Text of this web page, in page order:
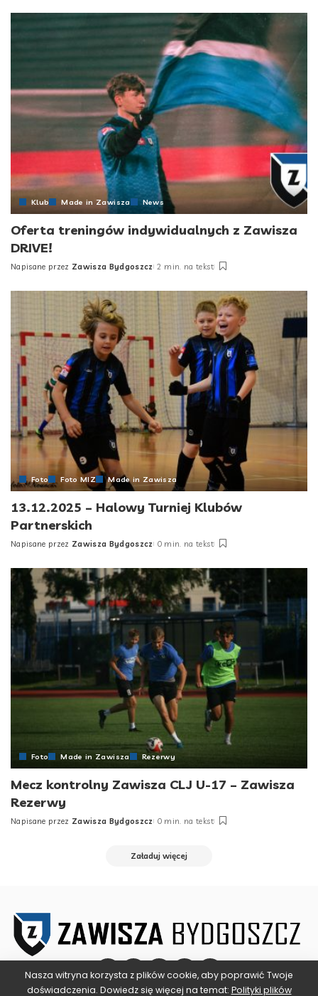
Klub Made in Zawisza News
Oferta treningów indywidualnych z Zawisza
DRIVE!
Posted
Napisane przez Zawisza Bydgoszcz 2 min. na tekst
Foto Foto MIZ Made in Zawisza
13.12.2025 – Halowy Turniej Klubów
Partnerskich
Posted
Napisane przez Zawisza Bydgoszcz 0 min. na tekst
Foto Made in Zawisza Rezerwy
Mecz kontrolny Zawisza CLJ U-17 – Zawisza
Rezerwy
Posted
Napisane przez Zawisza Bydgoszcz 0 min. na tekst
Załaduj więcej
Nasza witryna korzysta z plików cookie, aby poprawić Twoje
doświadczenia. Dowiedz się więcej na temat: Polityki plików